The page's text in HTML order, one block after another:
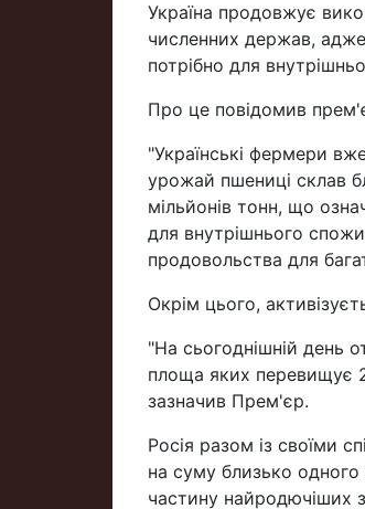
Україна продовжує
численних держав, адже
потрібно для
Про це повідомив
"Українські фермери
урожай пшениці склав
мільйонів тонн, що
для внутрішнього
продовольства для
Окрім цього,
"На сьогоднішній день
площа яких перевищує
зазначив Прем'єр.
Росія разом із своїми
на суму близько
частину найродючіших